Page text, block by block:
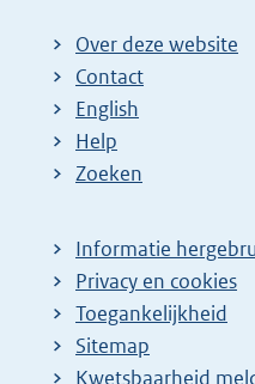
Over deze website
Contact
English
Help
Zoeken
Informatie
Privacy en cookies
Toegankelijkheid
Sitemap
E
Kwetsbaarheid